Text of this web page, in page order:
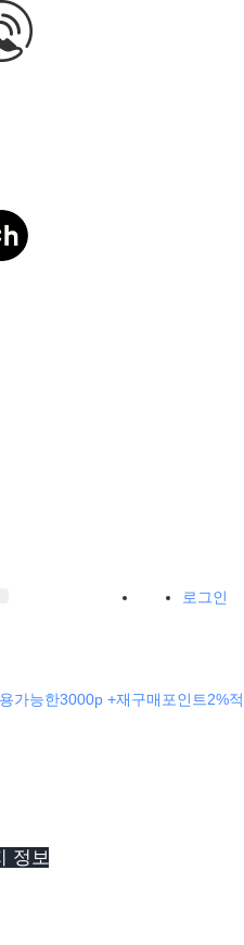
로그인
가능한3000p +재구매포인트2%적
정보